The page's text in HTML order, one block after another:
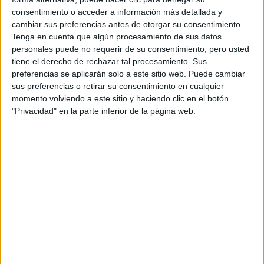
consentimiento o acceder a información más detallada y
cambiar sus preferencias antes de otorgar su consentimiento.
Tenga en cuenta que algún procesamiento de sus datos
personales puede no requerir de su consentimiento, pero usted
tiene el derecho de rechazar tal procesamiento. Sus
preferencias se aplicarán solo a este sitio web. Puede cambiar
sus preferencias o retirar su consentimiento en cualquier
momento volviendo a este sitio y haciendo clic en el botón
"Privacidad" en la parte inferior de la página web.
Contactar
C/ Cifuentes, 28
Edificio Multidepartamental
19003 Guadalajara
Guadalajara
Tel:949 209 614